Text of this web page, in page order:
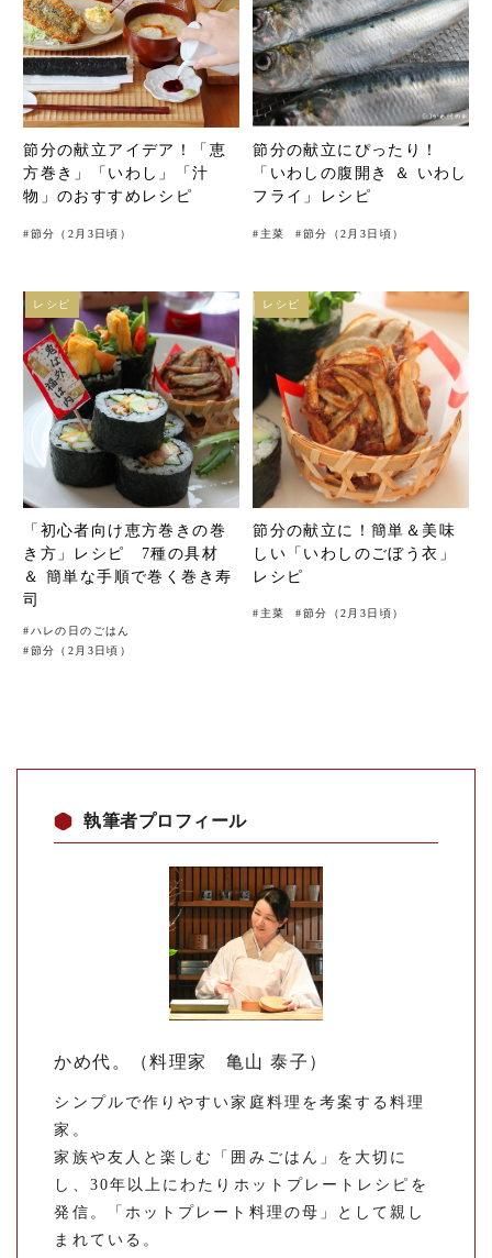
節分の献立アイデア！「恵
方巻き」「いわし」「汁
物」のおすすめレシピ
#節分（2月3日頃）
節分の献立にぴったり！
「いわしの腹開き ＆ いわし
フライ」レシピ
# 主菜 #節分（2月3日頃）
「初心者向け恵方巻きの巻
き方」レシピ 7種の具材
＆ 簡単な手順で巻く巻き寿
司
#ハレの日のごはん
#節分（2月3日頃）
レシピ
節分の献立に！簡単＆美味
しい「いわしのごぼう衣」
レシピ
# 主菜 #節分（2月3日頃）
レシピ
執筆者プロフィール
かめ代。（料理家 亀山 泰子）
シンプルで作りやすい家庭料理を考案する料理
家。
家族や友人と楽しむ「囲みごはん」を大切に
し、30年以上にわたりホットプレートレシピを
発信。「ホットプレート料理の母」として親し
まれている。